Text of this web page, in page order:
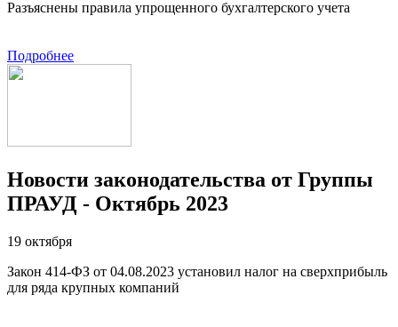
Разъяснены правила упрощенного бухгалтерского учета
Подробнее
Новости законодательства от Группы
ПРАУД - Октябрь 2023
19 октября
Закон 414-ФЗ от 04.08.2023 установил налог на сверхприбыль
для ряда крупных компаний